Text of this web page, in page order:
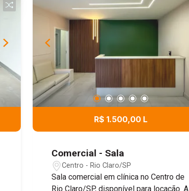
R$ 1.500,00 L
Comercial - Sala
Centro - Rio Claro/SP
Sala comercial em clínica no Centro de
Rio Claro/SP, disponível para locação. A